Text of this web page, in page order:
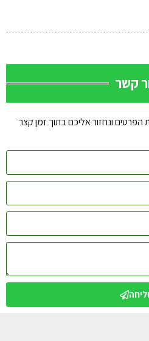
קשר
הפרטים ונחזור אליכם בתוך זמן קצר